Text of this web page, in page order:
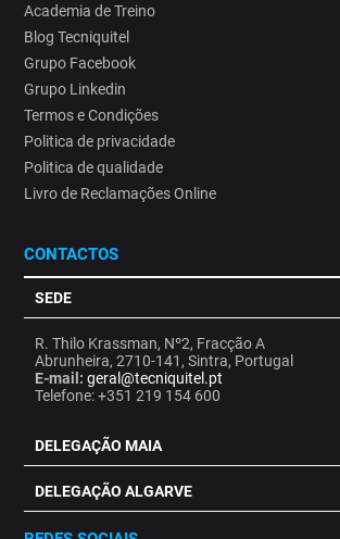
Academia de Treino
Blog Tecniquitel
Grupo Facebook
Grupo Linkedin
Termos e Condições
Politica de privacidade
Politica de qualidade
Livro de Reclamações Online
CONTACTOS
SEDE
R. Thilo Krassman, Nº2, Fracção A
Abrunheira, 2710-141, Sintra, Portugal
E-mail: geral@tecniquitel.pt
Telefone: +351 219 154 600
DELEGAÇÃO MAIA
DELEGAÇÃO ALGARVE